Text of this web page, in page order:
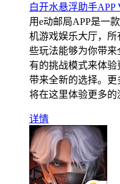
白开水悬浮助手APP
用e动邮局APP是一
机游戏娱乐大厅，
些玩法能够为你带
有的挑战模式来体
带来全新的选择。
将在这里体验更多的
详情